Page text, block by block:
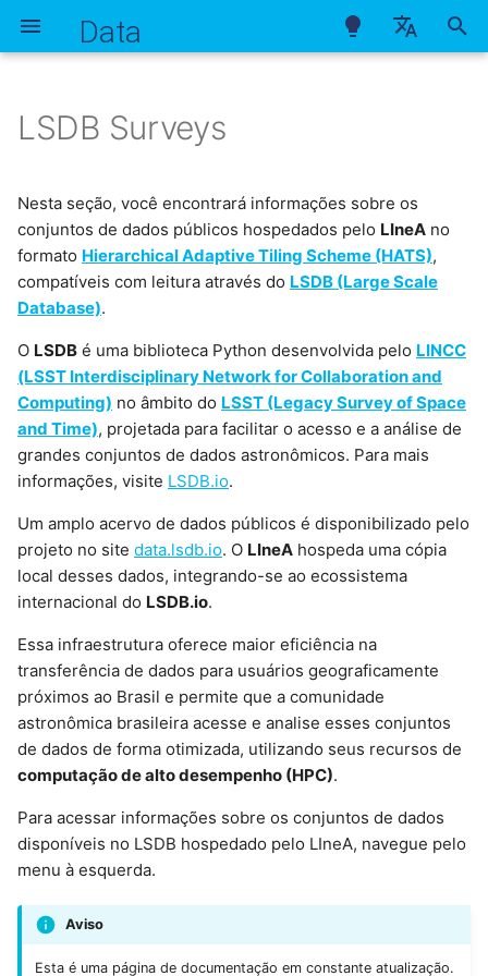
Data
i
l
i
z
a
n
o
a
s
u
i
s
Rubin DP1 Object (Lite)
DES Y6 Gold
HSC PDR3 r
HSC PDR3 i
HSC PDR3 z
HSC PDR3 y
Pan-STARRS1 (objects)
Pan-STARRS1 (detection)
Photometry
TIC
NEOWISE
ZTF DR14 Source
ZTF DR23 Objects
ZTF DR23 Lightcurves
ZTF DR24 Objects
ZTF DR24 Lightcurves
LSST Photo-z Server
Redshifts Públicos
Predições de Ocultações
Catálogos de Aglomerados
WaZP
LSDB Surveys
Nesta seção, você encontrará informações sobre os
conjuntos de dados públicos hospedados pelo LIneA no
formato Hierarchical Adaptive Tiling Scheme (HATS),
compatíveis com leitura através do LSDB (Large Scale
Database).
O LSDB é uma biblioteca Python desenvolvida pelo LINCC
(LSST Interdisciplinary Network for Collaboration and
Computing) no âmbito do LSST (Legacy Survey of Space
and Time), projetada para facilitar o acesso e a análise de
grandes conjuntos de dados astronômicos. Para mais
informações, visite LSDB.io.
Um amplo acervo de dados públicos é disponibilizado pelo
projeto no site data.lsdb.io. O LIneA hospeda uma cópia
local desses dados, integrando-se ao ecossistema
internacional do LSDB.io.
Essa infraestrutura oferece maior eficiência na
transferência de dados para usuários geograficamente
próximos ao Brasil e permite que a comunidade
astronômica brasileira acesse e analise esses conjuntos
de dados de forma otimizada, utilizando seus recursos de
computação de alto desempenho (HPC).
Para acessar informações sobre os conjuntos de dados
disponíveis no LSDB hospedado pelo LIneA, navegue pelo
menu à esquerda.
Aviso
Esta é uma página de documentação em constante atualização.